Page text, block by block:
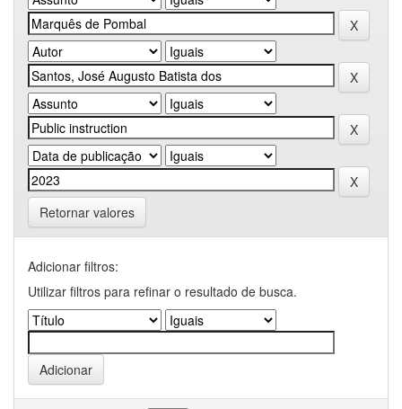
Retornar valores
Adicionar filtros:
Utilizar filtros para refinar o resultado de busca.